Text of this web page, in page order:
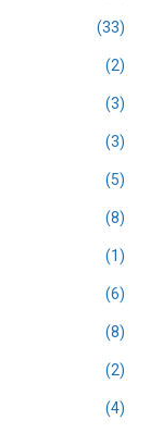
(33)
(2)
(3)
(3)
(5)
(8)
(1)
(6)
(8)
(2)
(4)